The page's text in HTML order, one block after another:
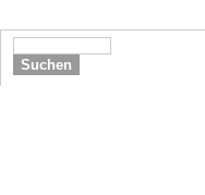
Suchen